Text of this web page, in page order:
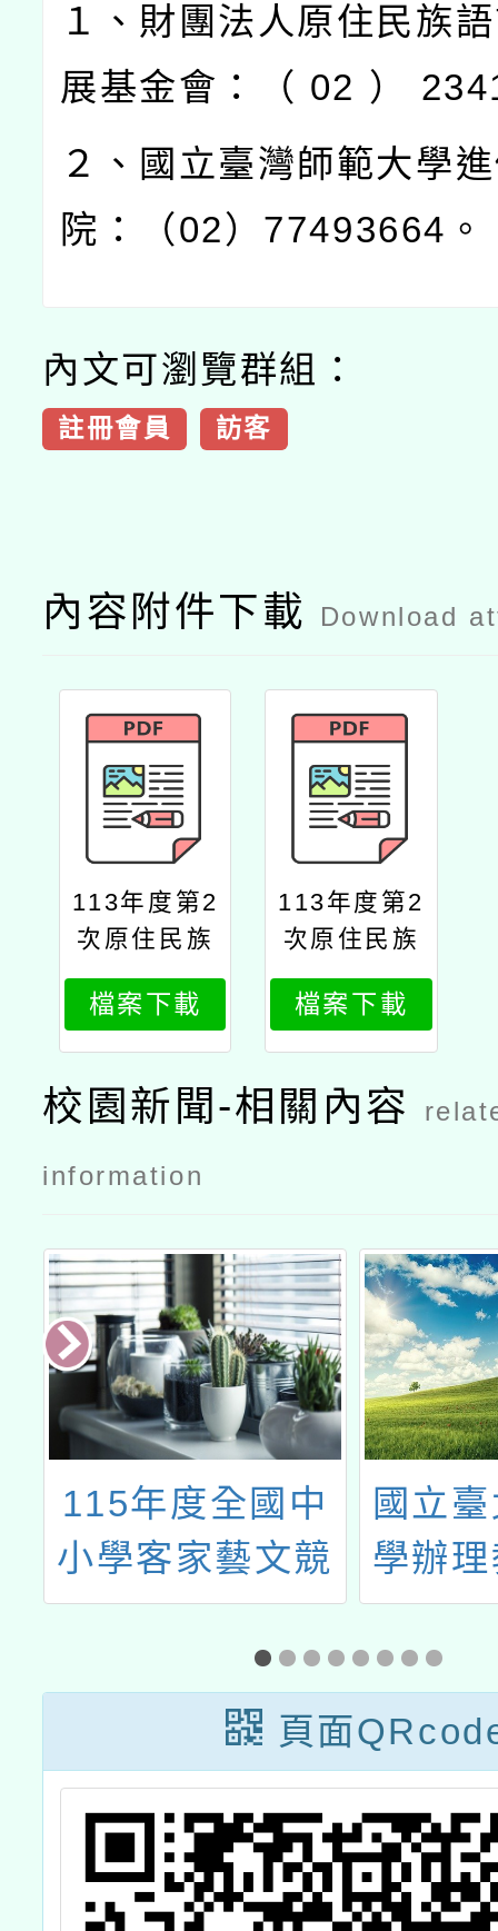
１、財團法人原住民族
展基金會：（ 02 ）
２、國立臺灣師範大學
院：（02） 77493664 。
內文可瀏覽群組：
註冊會員 訪客
內容附件下載 Download
113年度第2
次原住民族
語言能力認
證測驗補助
交通、住宿
及工作費實
施計畫
檔案下載
113年度第2
次原住民族
語言能力認
證測驗補助
交通、住宿
及工作費實
施計畫公文
檔案下載
校園新聞-相關內容
information
115年度全國中
小學客家藝文競
賽-客語對話能力
國立
學辦
研習
教學
坊」
頁面